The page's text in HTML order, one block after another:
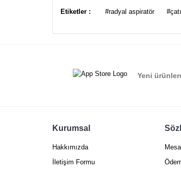
Ürün resmi kalitesiz, bozuk veya
Ürün fiyatı diğer sitelerden daha
Etiketler : #radyal aspiratör
Yeni
Kurumsal
Hakkımızda
İletişim Formu